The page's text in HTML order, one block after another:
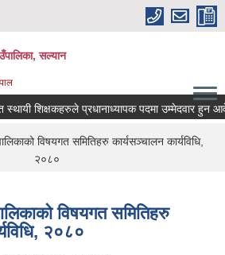
सल्यान
शिक्षकहरुले प्रधानाध्यापक पदमा उम्मेदवार हुन
विषयगत समितिहरु कार्यसञ्चालन कार्यविधि,
२०८०
विषयगत समितिहरु
२०८०